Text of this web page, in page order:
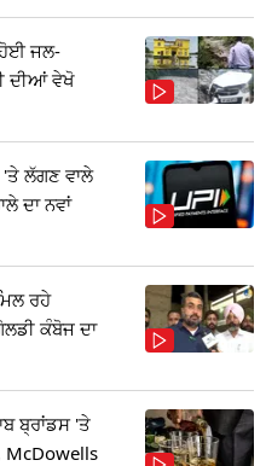
ਹੋਈ ਜਲ-
ਦੀਆਂ ਵੇਖੋ
'ਤੇ ਲੱਗਣ ਵਾਲੇ
ਦਾ ਨਵਾਂ
ਰਹੇ
ਕੰਬੋਜ ਦਾ
ਬ੍ਰਾਂਡਸ 'ਤੇ
McDowells